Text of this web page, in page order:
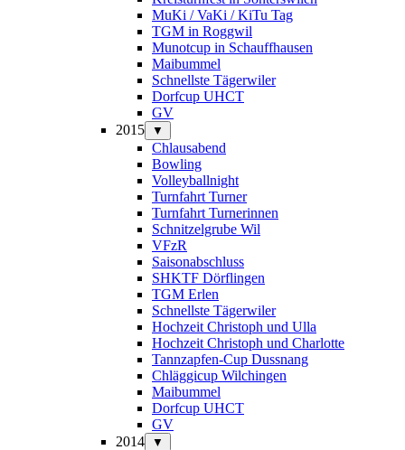
MuKi / VaKi / KiTu Tag
TGM in Roggwil
Munotcup in Schauffhausen
Maibummel
Schnellste Tägerwiler
Dorfcup UHCT
GV
2015
▼
Chlausabend
Bowling
Volleyballnight
Turnfahrt Turner
Turnfahrt Turnerinnen
Schnitzelgrube Wil
VFzR
Saisonabschluss
SHKTF Dörflingen
TGM Erlen
Schnellste Tägerwiler
Hochzeit Christoph und Ulla
Hochzeit Christoph und Charlotte
Tannzapfen-Cup Dussnang
Chläggicup Wilchingen
Maibummel
Dorfcup UHCT
GV
2014
▼